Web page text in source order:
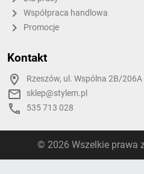
Współpraca handlowa
Promocje
Kontakt
Rzeszów, ul. Wspólna 2B/206A
sklep@stylem.pl
535 713 028
© 2026 Wszelkie prawa